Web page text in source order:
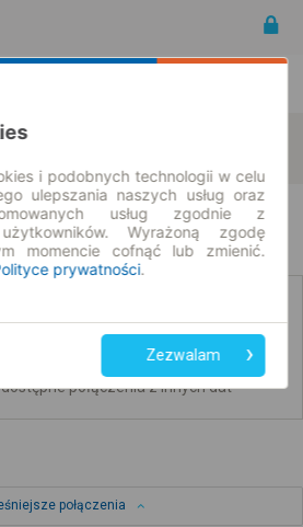
połączenia z innych dat
połączenia
i podobnych technologii w celu
ulepszania naszych usług oraz
usług zgodnie z
użytkowników. Wyrażoną zgodę
momencie cofnąć lub zmienić.
prywatności.
Zezwalam